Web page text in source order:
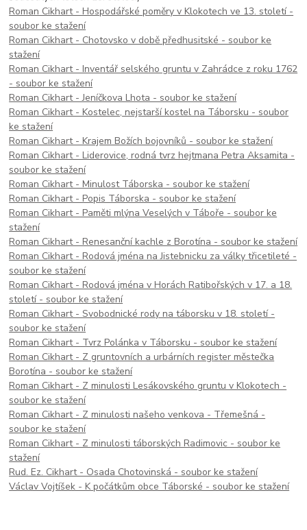
Roman Cikhart - Hospodářské poměry v Klokotech ve 13. století -
soubor ke stažení
Roman Cikhart - Chotovsko v době předhusitské - soubor ke
stažení
Roman Cikhart - Inventář selského gruntu v Zahrádce z roku 1762
- soubor ke stažení
Roman Cikhart - Jeníčkova Lhota - soubor ke stažení
Roman Cikhart - Kostelec, nejstarší kostel na Táborsku - soubor
ke stažení
Roman Cikhart - Krajem Božích bojovníků - soubor ke stažení
Roman Cikhart - Liderovice, rodná tvrz hejtmana Petra Aksamita -
soubor ke stažení
Roman Cikhart - Minulost Táborska - soubor ke stažení
Roman Cikhart - Popis Táborska - soubor ke stažení
Roman Cikhart - Paměti mlýna Veselých v Táboře - soubor ke
stažení
Roman Cikhart - Renesanční kachle z Borotína - soubor ke stažení
Roman Cikhart - Rodová jména na Jistebnicku za války třicetileté -
soubor ke stažení
Roman Cikhart - Rodová jména v Horách Ratibořských v 17. a 18.
století - soubor ke stažení
Roman Cikhart - Svobodnické rody na táborsku v 18. století -
soubor ke stažení
Roman Cikhart - Tvrz Polánka v Táborsku - soubor ke stažení
Roman Cikhart - Z gruntovních a urbárních register městečka
Borotína - soubor ke stažení
Roman Cikhart - Z minulosti Lesákovského gruntu v Klokotech -
soubor ke stažení
Roman Cikhart - Z minulosti našeho venkova - Třemešná -
soubor ke stažení
Roman Cikhart - Z minulosti táborských Radimovic - soubor ke
stažení
Rud. Ez. Cikhart - Osada Chotovinská - soubor ke stažení
Václav Vojtíšek - K počátkům obce Táborské - soubor ke stažení